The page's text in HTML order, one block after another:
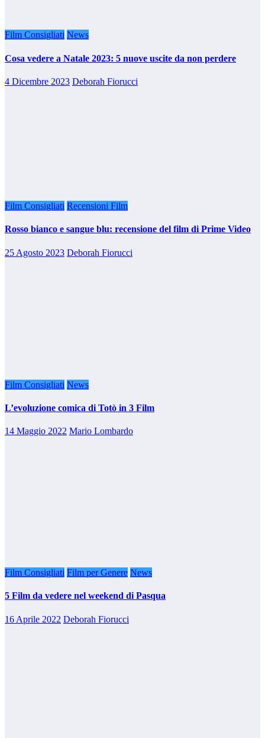
Film Consigliati News
Cosa vedere a Natale 2023: 5 nuove uscite da non perdere
4 Dicembre 2023 Deborah Fiorucci
Film Consigliati Recensioni Film
Rosso bianco e sangue blu: recensione del film di Prime Video
25 Agosto 2023 Deborah Fiorucci
Film Consigliati News
L’evoluzione comica di Totò in 3 Film
14 Maggio 2022 Mario Lombardo
Film Consigliati Film per Genere News
5 Film da vedere nel weekend di Pasqua
16 Aprile 2022 Deborah Fiorucci